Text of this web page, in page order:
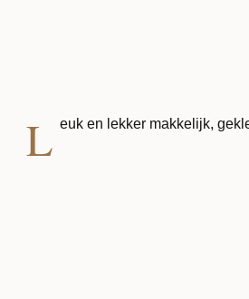
L euk en lekker makkelijk,